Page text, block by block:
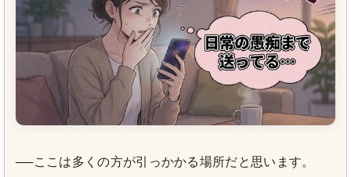
──ここは多くの方が引っかかる場所だと思います。